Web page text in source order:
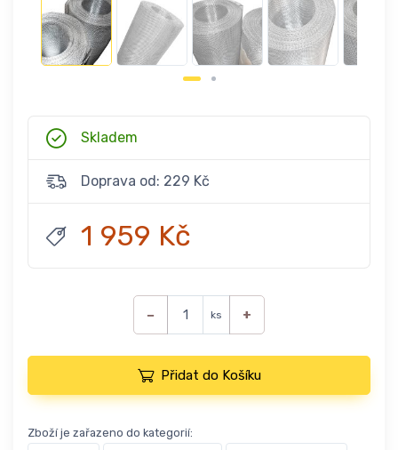
Skladem
Doprava od: 229 Kč
1 959 Kč
− ks +
Přidat do Košíku
Zboží je zařazeno do kategorií: